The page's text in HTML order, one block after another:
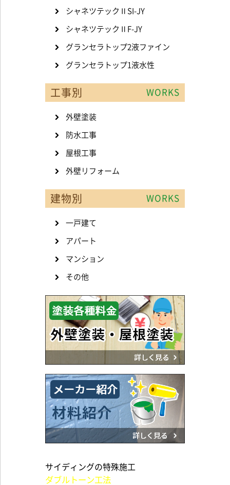
シャネツテックⅡSI-JY
シャネツテックⅡF-JY
グランセラトップ2液ファイン
グランセラトップ1液水性
工事別 WORKS
外壁塗装
防水工事
屋根工事
外壁リフォーム
建物別 WORKS
一戸建て
アパート
マンション
その他
サイディングの特殊施工
ダブルトーン工法